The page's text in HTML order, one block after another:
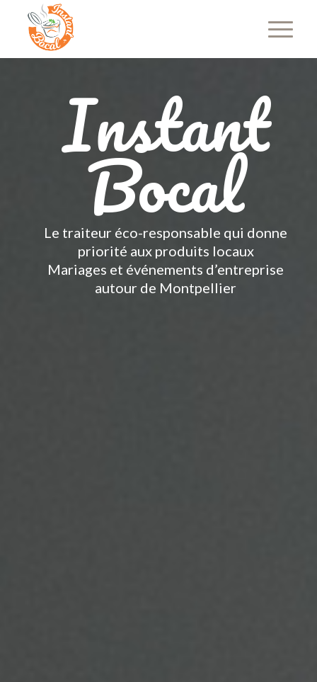
Instant
Bocal
Le traiteur éco-responsable qui donne
priorité aux produits locaux
Mariages et événements d’entreprise
autour de Montpellier